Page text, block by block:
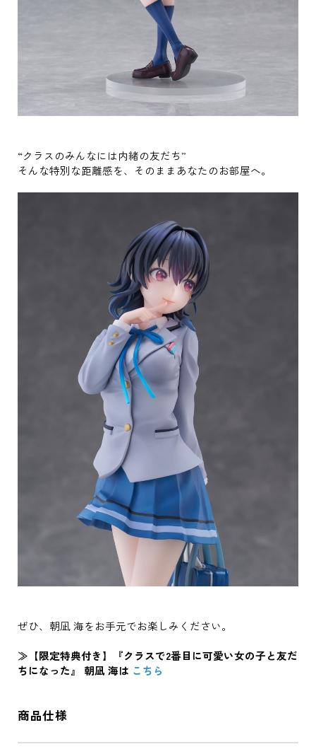
“クラスのみんなには内緒の友だち”
そんな特別な距離感を、そのままあなたのお部屋へ。
ぜひ、朝凪 海をお手元でお楽しみください。
≫【限定特典付き】『クラスで2番目に可愛い女の子と友だ
ちになった』 朝凪 海は こちら
商品仕様